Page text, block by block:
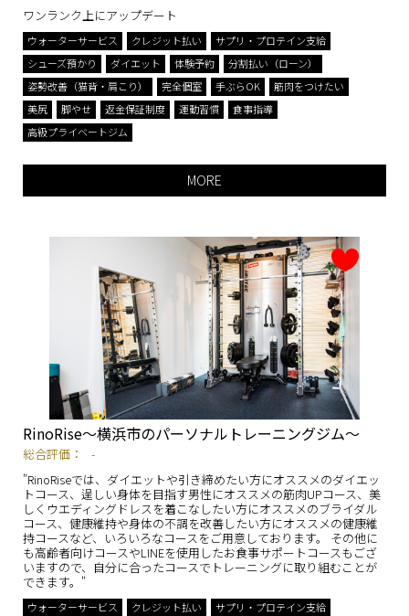
ワンランク上にアップデート
ウォーターサービス クレジット払い
サプリ・プロテイン支給
シューズ預かり
ダイエット 体験予約
分割払い（ローン）
姿勢改善（猫背・肩こり）
完全個室 手ぶらOK
筋肉をつけたい
美尻
脚やせ 返金保証制度 運動習慣
食事指導
高級プライベートジム
MORE
RinoRise〜横浜市のパーソナルトレーニングジム〜
総合評価：
-
"RinoRiseでは、ダイエットや引き締めたい方にオススメのダイエッ
トコース、逞しい身体を目指す男性にオススメの筋肉UPコース、美
しくウエディングドレスを着こなしたい方にオススメのブライダル
コース、健康維持や身体の不調を改善したい方にオススメの健康維
持コースなど、いろいろなコースをご用意しております。 その他に
も高齢者向けコースやLINEを使用したお食事サポートコースもござ
いますので、自分に合ったコースでトレーニングに取り組むことが
できます。"
ウォーターサービス クレジット払い
サプリ・プロテイン支給